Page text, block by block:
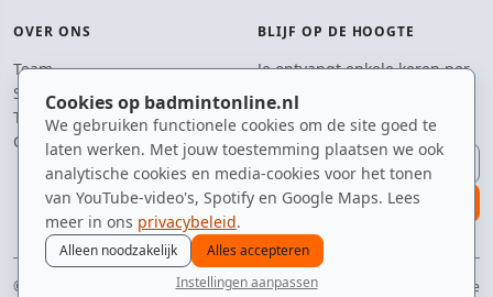
Cookies op badmintonline.nl
We gebruiken functionele cookies om de site goed te
laten werken. Met jouw toestemming plaatsen we ook
analytische cookies en media-cookies voor het tonen
van YouTube-video's, Spotify en Google Maps. Lees
meer in ons privacybeleid.
Alleen noodzakelijk
Alles accepteren
Instellingen aanpassen
OVER ONS
Team
Supporters
Tip de redactie
Contact
BLIJF OP DE HOOGTE
Je ontvangt enkele keren per
jaar een e-mail met het
laatste badmintonnieuws.
E-mailadres
aanmelden
© 2010–2026 badmintonline.nl · jouw dagelijkse dosis badminton-adrenaline
spelers ranglijst zomer